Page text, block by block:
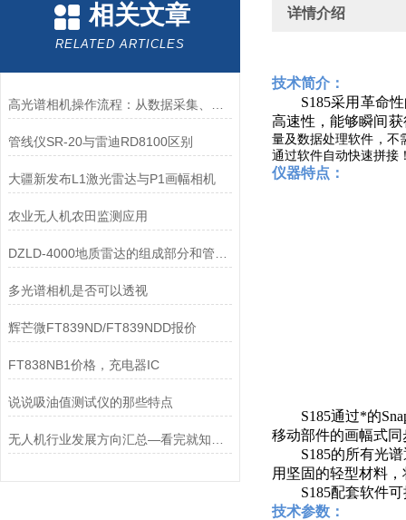
相关文章
RELATED ARTICLES
管线仪SR-20与雷迪RD8100区别
大疆新发布L1激光雷达与P1画幅相机
农业无人机农田监测应用
多光谱相机是否可以透视
辉芒微FT839ND/FT839NDD报价
FT838NB1价格，充电器IC
说说吸油值测试仪的那些特点
详情介绍
技术简介：
S185采用革命性
高速性，能够瞬间
量及数据处理软件，不
通过软件自动快速拼接
仪器特点：
S185通过*的
移动部件的画幅式
S185的所有光谱
用坚固的轻型材料
S185配套软件可
技术参数：